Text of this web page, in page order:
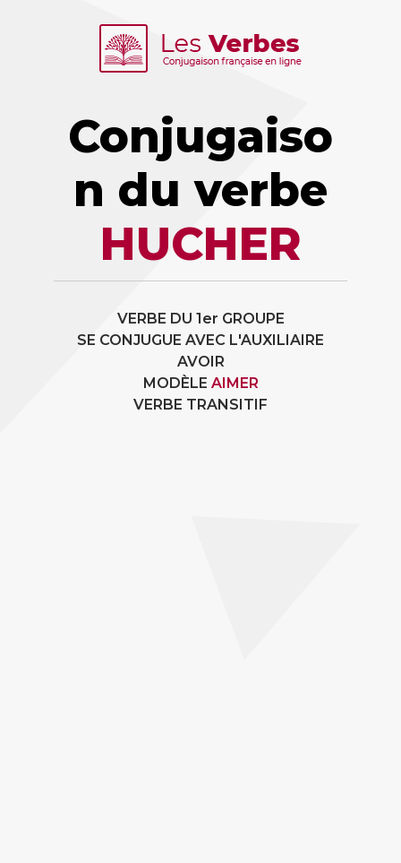
Conjugaiso
n du verbe
HUCHER
VERBE DU 1er GROUPE
SE CONJUGUE AVEC L'AUXILIAIRE
AVOIR
MODÈLE AIMER
VERBE TRANSITIF